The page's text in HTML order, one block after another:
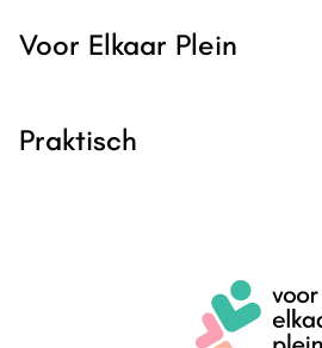
Voor Elkaar Plein
Praktisch